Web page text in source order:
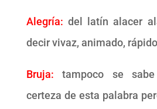
Alegría: del latín alacer
decir vivaz, animado, rápido
Bruja: tampoco se
certeza de esta palabra